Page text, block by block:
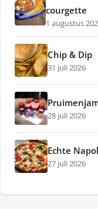
courgette
1 augustus
Chip & Dip
31 juli 2026
28 juli 2026
Echte
27 juli 2026